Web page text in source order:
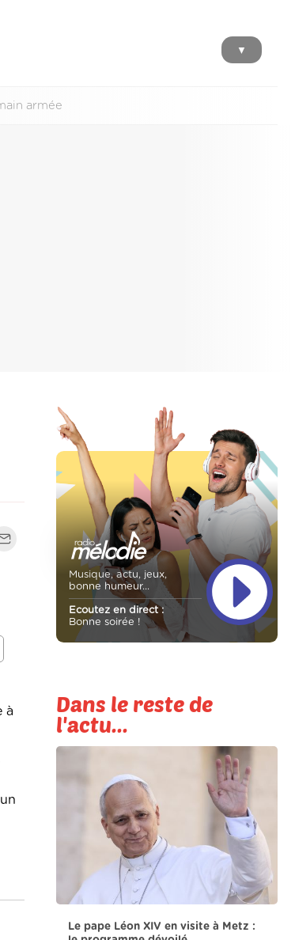
▼
armée
à
Musique, actu, jeux,
bonne humeur...
Ecoutez en direct :
Bonne soirée !
Dans le reste de
l'actu...
Le pape Léon XIV en visite à Metz :